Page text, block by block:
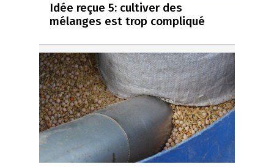
Idée reçue 5: cultiver des
mélanges est trop compliqué